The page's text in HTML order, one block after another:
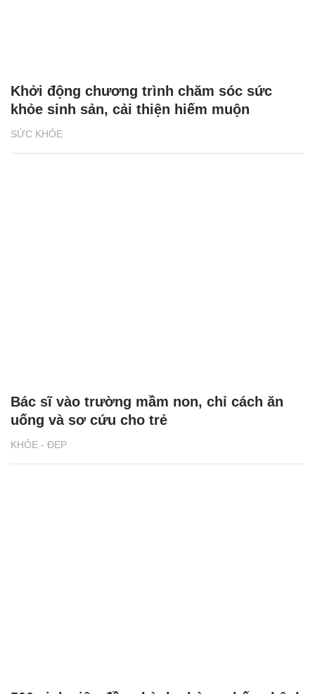
SỨC KHỎE
Khởi động chương trình chăm sóc sức
khỏe sinh sản, cải thiện hiếm muộn
KHỎE - ĐẸP
Bác sĩ vào trường mầm non, chỉ cách ăn
uống và sơ cứu cho trẻ